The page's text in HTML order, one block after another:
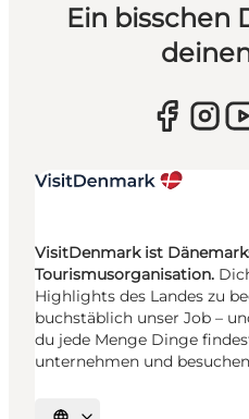
Ein bisschen
VisitDenmark ist
Tourismusorganisation.
Highlights des Landes zu
buchstäblich unser Job –
du jede Menge Dinge
unternehmen und